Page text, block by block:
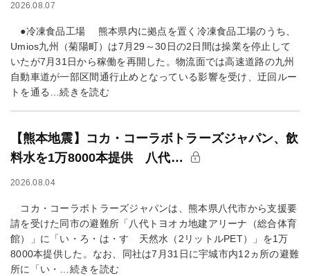
2026.08.07
●冷凍食品工場 熊本県内に拠点を置く冷凍食品工場のうち、
Umios九州（菊陽町）は7月29～30日の2日間は操業を停止して
いたが7月31日から稼働を再開した。物流面では高速道路の九州
自動車道が一部区間通行止めとなっている影響を受け、迂回ルー
トを通る…続きを読む
【熊本地震】コカ・コーラボトラーズジャパン、飲
料水を1万8000本提供 八代…
2026.08.04
コカ・コーラボトラーズジャパンは、熊本県八代市から支援要
請を受けた同市の避難所「八代トヨオカ地建アリーナ（総合体育
館）」に「い・ろ・は・す 天然水（2リットルPET）」を1万
8000本提供した。なお、同社は7月31日に宇城市内12ヵ所の避難
所に「い・…続きを読む